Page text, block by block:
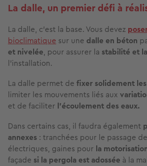
La dalle, un premier défi à
La dalle, c’est la base. Vous devez
bioclimatique sur une dalle en béton
et nivelée, pour assurer la stabilité et
l’installation.
La dalle permet de fixer solidement
limiter les mouvements liés aux
et de faciliter l’écoulement des eaux.
Dans certains cas, il faudra également
annexes : tranchées pour le passage
électriques, gaines pour la
façade si la pergola est adossée à la